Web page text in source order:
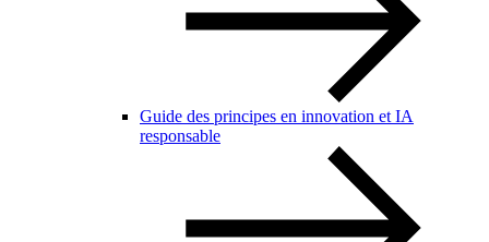
Guide des principes en innovation et IA
responsable